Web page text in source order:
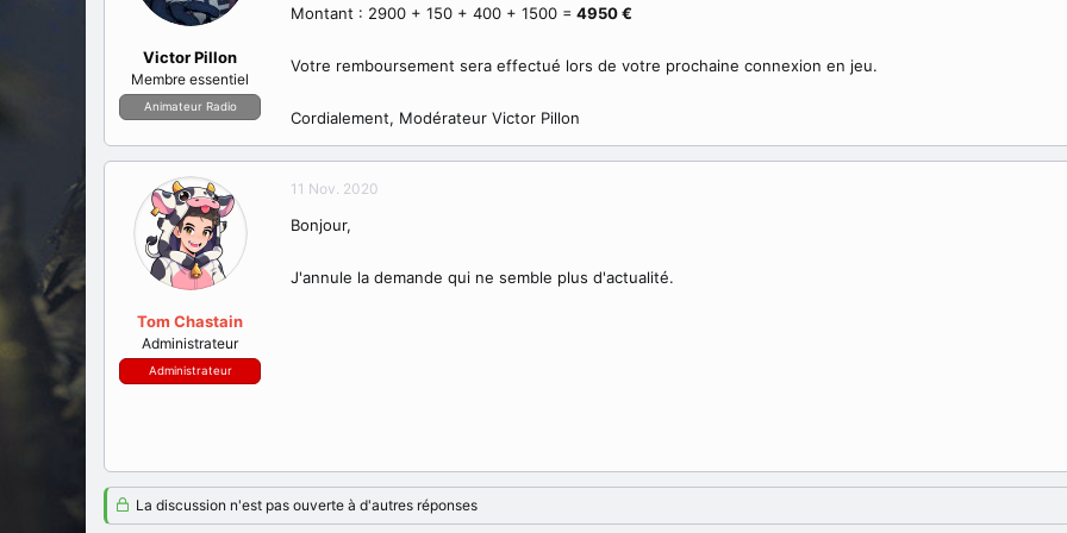
Victor Pillon
Membre essentiel
Animateur Radio
Montant : 2900 + 150 + 400 + 1500 = 4950 €
Votre remboursement sera effectué lors de votre prochaine connexion en jeu.
Cordialement, Modérateur Victor Pillon
Tom Chastain
Administrateur
Administrateur
11 Nov. 2020
Bonjour,
J'annule la demande qui ne semble plus d'actualité.
La discussion n'est pas ouverte à d'autres réponses